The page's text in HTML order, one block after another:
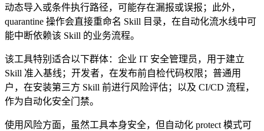
动态导入或条件执行路径，可能存在漏报或误报；此外，
quarantine 操作会直接重命名 Skill 目录，在自动化流水线中可
能中断依赖该 Skill 的业务流程。
该工具特别适合以下群体：企业 IT 安全管理员，用于建立
Skill 准入基线；开发者，在发布前自检代码权限；普通用
户，在安装第三方 Skill 前进行风险评估；以及 CI/CD 流程，
作为自动化安全门禁。
使用风险方面，虽然工具本身安全，但自动化 protect 模式可